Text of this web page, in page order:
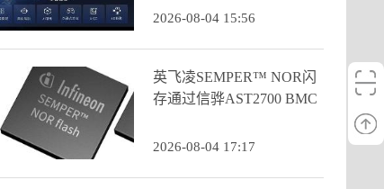
2026-08-04 15:56
英飞凌SEMPER™ NOR闪
存通过信骅AST2700 BMC
2026-08-04 17:17